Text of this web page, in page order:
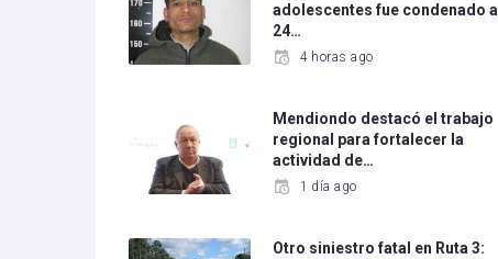
adolescentes fue condenado a
24…
4 horas ago
Mendiondo destacó el trabajo
regional para fortalecer la
actividad de…
1 día ago
Otro siniestro fatal en Ruta 3: